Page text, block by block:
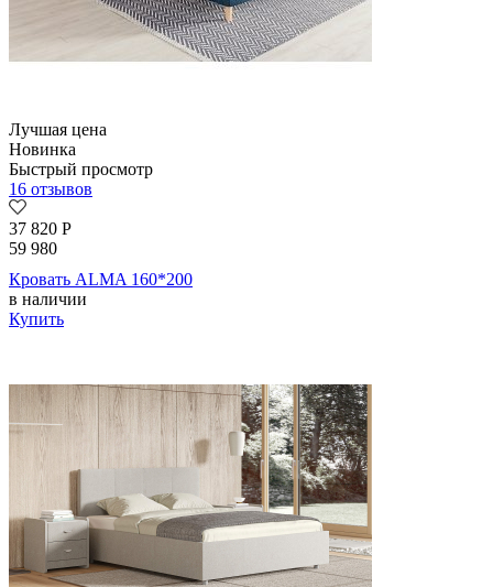
Лучшая цена
Новинка
Быстрый просмотр
16 отзывов
37 820 Р
59 980
Кровать ALMA 160*200
в наличии
Купить